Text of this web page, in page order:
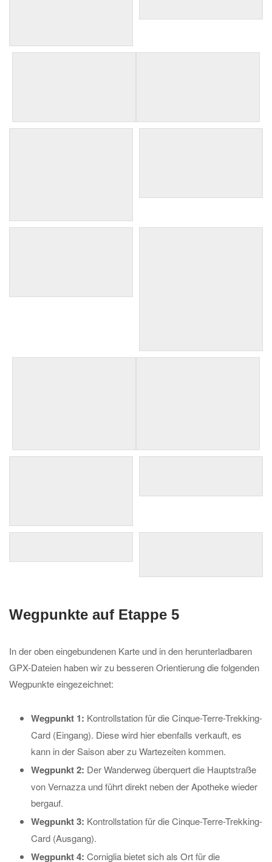
Wegpunkte auf Etappe 5
In der oben eingebundenen Karte und in den herunterladbaren
GPX-Dateien haben wir zu besseren Orientierung die folgenden
Wegpunkte eingezeichnet:
Wegpunkt 1: Kontrollstation für die Cinque-Terre-Trekking-
Card (Eingang). Diese wird hier ebenfalls verkauft, es
kann in der Saison aber zu Wartezeiten kommen.
Wegpunkt 2: Der Wanderweg überquert die Hauptstraße
von Vernazza und führt direkt neben der Apotheke wieder
bergauf.
Wegpunkt 3: Kontrollstation für die Cinque-Terre-Trekking-
Card (Ausgang).
Wegpunkt 4: Corniglia bietet sich als Ort für die